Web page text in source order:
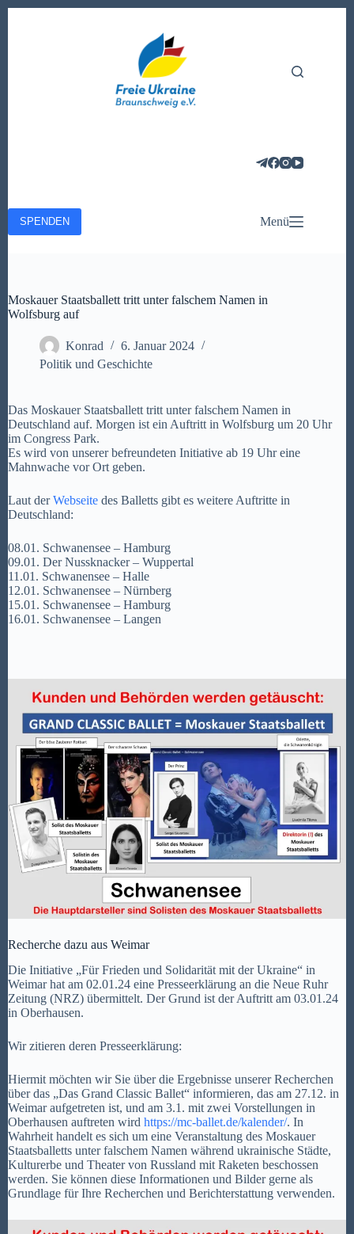
SPENDEN Menü
Moskauer Staatsballett tritt unter falschem Namen in
Wolfsburg auf
Konrad
6. Januar 2024
Politik und Geschichte
Das Moskauer Staatsballett tritt unter falschem Namen in
Deutschland auf. Morgen ist ein Auftritt in Wolfsburg um 20 Uhr
im Congress Park.
Es wird von unserer befreundeten Initiative ab 19 Uhr eine
Mahnwache vor Ort geben.
Laut derWebseite des Balletts gibt es weitere Auftritte in
Deutschland:
08.01. Schwanensee – Hamburg
09.01. Der Nussknacker – Wuppertal
11.01. Schwanensee – Halle
12.01. Schwanensee – Nürnberg
15.01. Schwanensee – Hamburg
16.01. Schwanensee – Langen
Recherche dazu aus Weimar
Die Initiative „Für Frieden und Solidarität mit der Ukraine“ in
Weimar hat am 02.01.24 eine Presseerklärung an die Neue Ruhr
Zeitung (NRZ) übermittelt. Der Grund ist der Auftritt am 03.01.24
in Oberhausen.
Wir zitieren deren Presseerklärung:
Hiermit möchten wir Sie über die Ergebnisse unserer Recherchen
über das „Das Grand Classic Ballet“ informieren, das am 27.12. in
Weimar aufgetreten ist, und am 3.1. mit zwei Vorstellungen in
Oberhausen auftreten wird https://mc-ballet.de/kalender/. In
Wahrheit handelt es sich um eine Veranstaltung des Moskauer
Staatsballetts unter falschem Namen während ukrainische Städte,
Kulturerbe und Theater von Russland mit Raketen beschossen
werden. Sie können diese Informationen und Bilder gerne als
Grundlage für Ihre Recherchen und Berichterstattung verwenden.